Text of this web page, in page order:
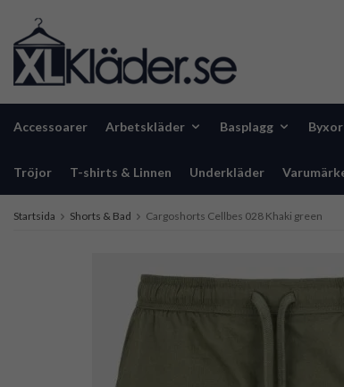
Accessoarer Arbetskläder Basplagg
Tröjor T-shirts & Linnen Underkläder
Startsida Shorts & Bad Cargoshorts Cellbes 028 Khaki green